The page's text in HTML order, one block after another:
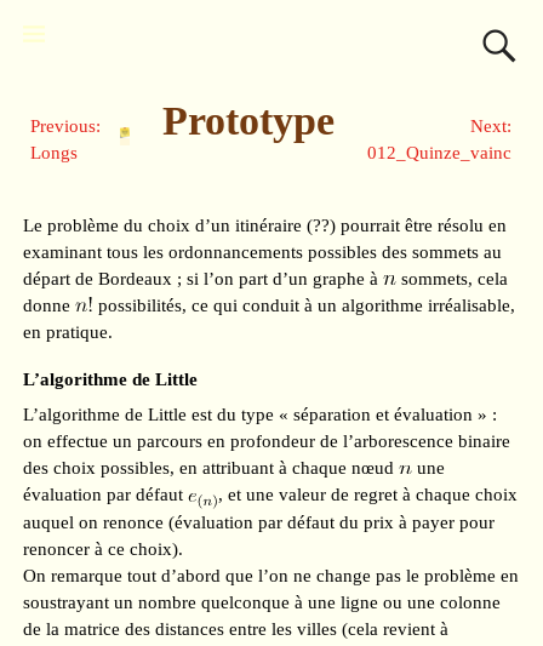
Previous:
Longs
Prototype
Next:
012_Quinze_vainc
Le problème du choix d’un itinéraire (??) pourrait être résolu en
examinant tous les ordonnancements possibles des sommets au
départ de Bordeaux ; si l’on part d’un graphe à
sommets, cela
donne
possibilités, ce qui conduit à un algorithme irréalisable,
en pratique.
L’algorithme de Little
L’algorithme de Little est du type « séparation et évaluation » :
on effectue un parcours en profondeur de l’arborescence binaire
des choix possibles, en attribuant à chaque nœud
une
évaluation par défaut
, et une valeur de regret à chaque choix
auquel on renonce (évaluation par défaut du prix à payer pour
renoncer à ce choix).
On remarque tout d’abord que l’on ne change pas le problème en
soustrayant un nombre quelconque à une ligne ou une colonne
de la matrice des distances entre les villes (cela revient à